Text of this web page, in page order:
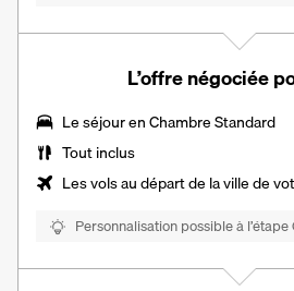
L’offre négociée
Le séjour en Chambre Standard
Tout inclus
Les vols au départ de la ville de
Personnalisation possible à l’étape